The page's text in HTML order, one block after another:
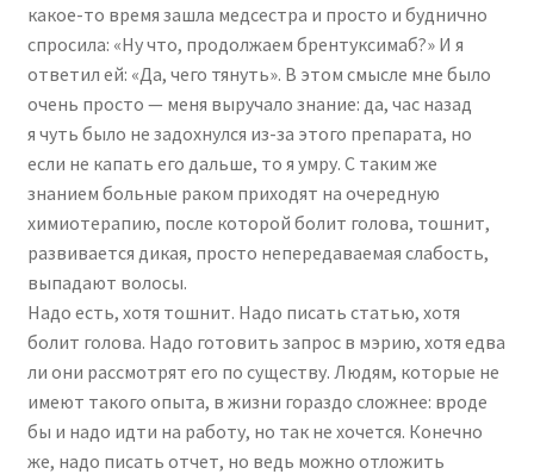
какое-то время зашла медсестра и просто и буднично
спросила: «Ну что, продолжаем брентуксимаб?» И я
ответил ей: «Да, чего тянуть». В этом смысле мне было
очень просто — меня выручало знание: да, час назад
я чуть было не задохнулся из-за этого препарата, но
если не капать его дальше, то я умру. С таким же
знанием больные раком приходят на очередную
химиотерапию, после которой болит голова, тошнит,
развивается дикая, просто непередаваемая слабость,
выпадают волосы.
Надо есть, хотя тошнит. Надо писать статью, хотя
болит голова. Надо готовить запрос в мэрию, хотя едва
ли они рассмотрят его по существу. Людям, которые не
имеют такого опыта, в жизни гораздо сложнее: вроде
бы и надо идти на работу, но так не хочется. Конечно
же, надо писать отчет, но ведь можно отложить